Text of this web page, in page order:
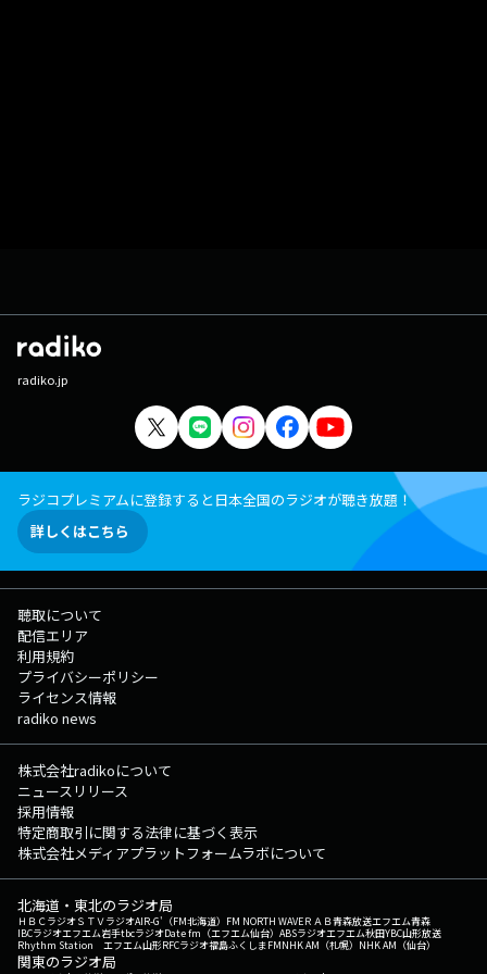
radiko.jp
ラジコプレミアムに登録すると日本全国のラジオが聴き放題！
詳しくはこちら
聴取について
配信エリア
利用規約
プライバシーポリシー
ライセンス情報
radiko news
株式会社radikoについて
ニュースリリース
採用情報
特定商取引に関する法律に基づく表示
株式会社メディアプラットフォームラボについて
北海道・東北のラジオ局
ＨＢＣラジオＳＴＶラジオAIR-G'（FM北海道） FM NORTH WAVEＲＡＢ青森放送エフエム青森
IBCラジオエフエム岩手tbcラジオDate fm（エフエム仙台） ABSラジオエフエム秋田YBC山形放送
Rhythm Station エフエム山形RFCラジオ福島ふくしまFMNHK AM（札幌） NHK AM（仙台）
関東のラジオ局